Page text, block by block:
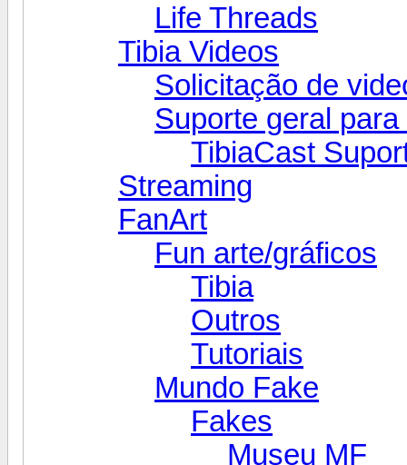
Life Threads
Tibia Videos
Solicitação de
Suporte geral
TibiaCast
Streaming
FanArt
Fun arte/gráficos
Tibia
Outros
Tutoriais
Mundo Fake
Fakes
Museu MF